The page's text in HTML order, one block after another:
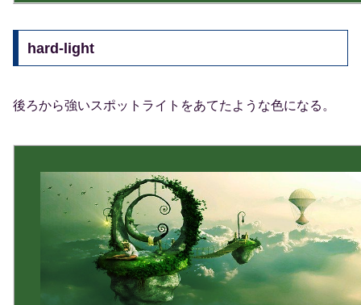
hard-light
後ろから強いスポットライトをあてたような色になる。